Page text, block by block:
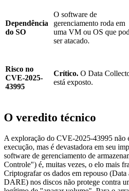
Dependência
do SO
O software de
gerenciamento roda em
uma VM ou OS que
ser atacado.
Risco no
CVE-2025-
43995
Crítico. O Data
está exposto.
O veredito técnico
A exploração do CVE-2025-43995 não
execução, mas é devastadora em seu
software de gerenciamento de
Controle") é, muitas vezes, o elo mais
Criptografar os dados em repouso
DARE) nos discos não protege contra